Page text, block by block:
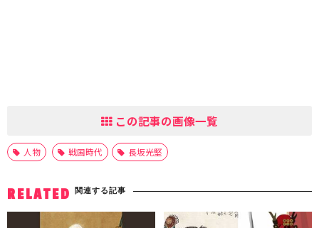
この記事の画像一覧
人物 戦国時代 長坂光堅
RELATED 関連する記事